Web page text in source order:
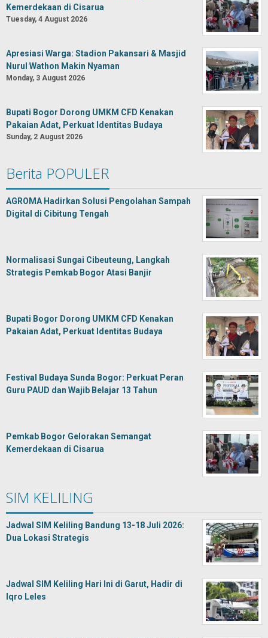
Kemerdekaan di Cisarua
Tuesday, 4 August 2026
Apresiasi Warga: Stadion Pakansari & Masjid
Nurul Wathon Makin Nyaman
Monday, 3 August 2026
Bupati Bogor Dorong UMKM CFD Kenakan
Pakaian Adat, Perkuat Identitas Budaya
Sunday, 2 August 2026
Berita POPULER
AGROMA Hadirkan Solusi Pengolahan Sampah
Digital di Cibitung Tengah
Normalisasi Sungai Cibeuteung, Langkah
Strategis Pemkab Bogor Atasi Banjir
Bupati Bogor Dorong UMKM CFD Kenakan
Pakaian Adat, Perkuat Identitas Budaya
Festival Budaya Sunda Bogor: Perkuat Peran
Guru PAUD dan Wajib Belajar 13 Tahun
Pemkab Bogor Gelorakan Semangat
Kemerdekaan di Cisarua
SIM KELILING
Jadwal SIM Keliling Bandung 13-18 Juli 2026:
Dua Lokasi Strategis
Jadwal SIM Keliling Hari Ini di Garut, Hadir di
Iqro Leles